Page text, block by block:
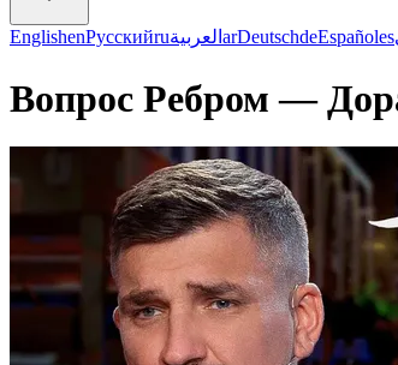
EnglishenРусскийruالعربية arDeutschdeEspañoles
Вопрос Ребром —